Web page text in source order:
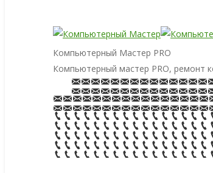
Компьютерный Мастер PRO
Компьютерный мастер PRO, ремонт